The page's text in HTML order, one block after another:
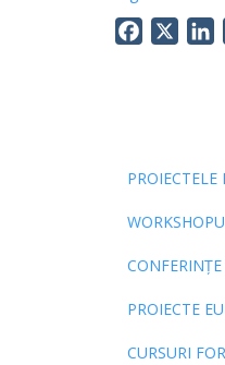
Facebook
Pub
CONFERINȚE
PROIECTE
CURSURI